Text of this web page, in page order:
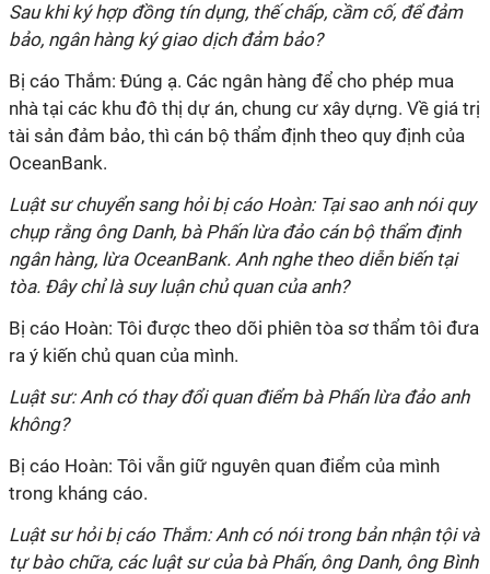
Sau khi ký hợp đồng tín dụng, thế chấp, cầm cố, để đảm
bảo, ngân hàng ký giao dịch đảm bảo?
Bị cáo Thắm: Đúng ạ. Các ngân hàng để cho phép mua
nhà tại các khu đô thị dự án, chung cư xây dựng. Về giá trị
tài sản đảm bảo, thì cán bộ thẩm định theo quy định của
OceanBank.
Luật sư chuyển sang hỏi bị cáo Hoàn: Tại sao anh nói quy
chụp rằng ông Danh, bà Phấn lừa đảo cán bộ thẩm định
ngân hàng, lừa OceanBank. Anh nghe theo diễn biến tại
tòa. Đây chỉ là suy luận chủ quan của anh?
Bị cáo Hoàn: Tôi được theo dõi phiên tòa sơ thẩm tôi đưa
ra ý kiến chủ quan của mình.
Luật sư: Anh có thay đổi quan điểm bà Phấn lừa đảo anh
không?
Bị cáo Hoàn: Tôi vẫn giữ nguyên quan điểm của mình
trong kháng cáo.
Luật sư hỏi bị cáo Thắm: Anh có nói trong bản nhận tội và
tự bào chữa, các luật sư của bà Phấn, ông Danh, ông Bình